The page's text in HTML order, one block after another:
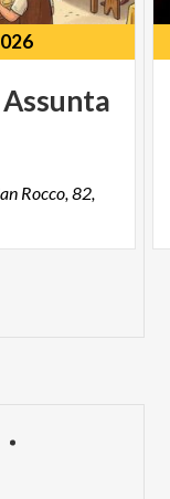
Assunta
Rocco, 82,